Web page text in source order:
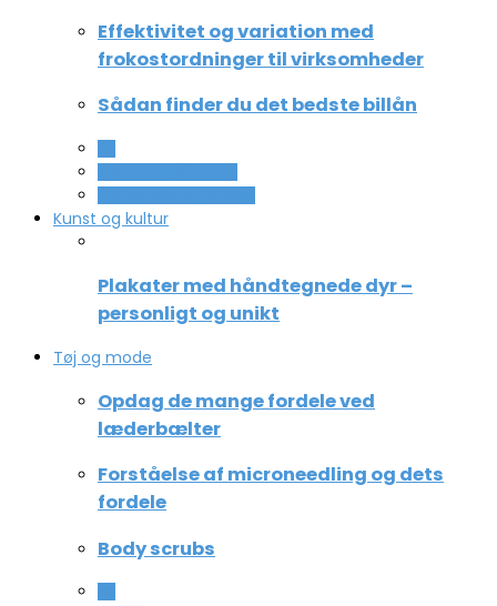
Effektivitet og variation med
frokostordninger til virksomheder
Sådan finder du det bedste billån
Kunst og kultur
Plakater med håndtegnede dyr –
personligt og unikt
Tøj og mode
Opdag de mange fordele ved
læderbælter
Forståelse af microneedling og dets
fordele
Body scrubs